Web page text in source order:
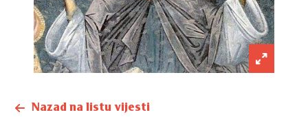
Nazad na listu vijesti